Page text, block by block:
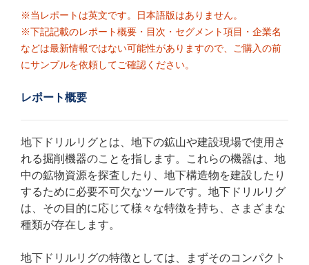
※当レポートは英文です。日本語版はありません。
※下記記載のレポート概要・目次・セグメント項目・企業名
などは最新情報ではない可能性がありますので、ご購入の前
にサンプルを依頼してご確認ください。
レポート概要
地下ドリルリグとは、地下の鉱山や建設現場で使用さ
れる掘削機器のことを指します。これらの機器は、地
中の鉱物資源を探査したり、地下構造物を建設したり
するために必要不可欠なツールです。地下ドリルリグ
は、その目的に応じて様々な特徴を持ち、さまざまな
種類が存在します。
地下ドリルリグの特徴としては、まずそのコンパクト